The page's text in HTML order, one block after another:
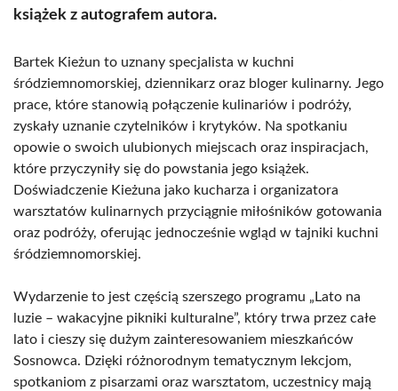
książek z autografem autora.
Bartek Kieżun to uznany specjalista w kuchni
śródziemnomorskiej, dziennikarz oraz bloger kulinarny. Jego
prace, które stanowią połączenie kulinariów i podróży,
zyskały uznanie czytelników i krytyków. Na spotkaniu
opowie o swoich ulubionych miejscach oraz inspiracjach,
które przyczyniły się do powstania jego książek.
Doświadczenie Kieżuna jako kucharza i organizatora
warsztatów kulinarnych przyciągnie miłośników gotowania
oraz podróży, oferując jednocześnie wgląd w tajniki kuchni
śródziemnomorskiej.
Wydarzenie to jest częścią szerszego programu „Lato na
luzie – wakacyjne pikniki kulturalne”, który trwa przez całe
lato i cieszy się dużym zainteresowaniem mieszkańców
Sosnowca. Dzięki różnorodnym tematycznym lekcjom,
spotkaniom z pisarzami oraz warsztatom, uczestnicy mają